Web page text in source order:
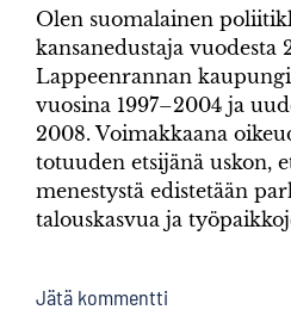
Olen suomalainen
kansanedustaja vuodesta
Lappeenrannan
vuosina 1997–2004 ja
2008. Voimakkaana
totuuden etsijänä uskon,
menestystä edistetään
talouskasvua ja
Jätä kommentti